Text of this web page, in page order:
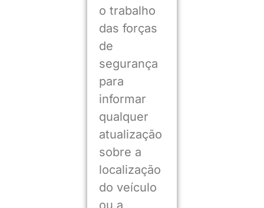
o trabalho
das forças
de
segurança
para
informar
qualquer
atualização
sobre a
localização
do veículo
ou a